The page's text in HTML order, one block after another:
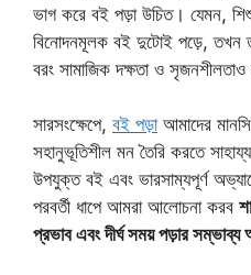
ভাগ করে বই পড়া উচিত। যেমন,
বিনোদনমূলক বই দুটোই পড়ে, তখন
বরং সামাজিক দক্ষতা ও সৃজনশীলতাও
সারসংক্ষেপে, বই পড়াআমাদের
সহানুভূতিশীল মন তৈরি করতে
উপযুক্ত বই এবং ভারসাম্যপূর্ণ
পরবর্তী ধাপে আমরা আলোচনা করব
প্রভাব এবং দীর্ঘ সময় পড়ার সম্ভাব্য